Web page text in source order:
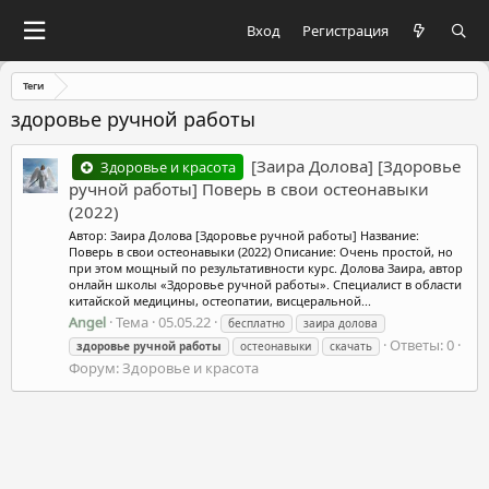
Вход Регистрация
Теги
здоровье ручной работы
Здоровье и красота
[Заира Долова] [Здоровье
ручной работы] Поверь в свои остеонавыки
(2022)
Автор: Заира Долова [Здоровье ручной работы] Название:
Поверь в свои остеонавыки (2022) Описание: Очень простой, но
при этом мощный по результативности курс. Долова Заира, автор
онлайн школы «Здоровье ручной работы». Специалист в области
китайской медицины, остеопатии, висцеральной...
Angel Тема 05.05.22 бесплатно
заира долова
здоровье ручной работы остеонавыки скачать
Ответы: 0
Форум:Здоровье и красота